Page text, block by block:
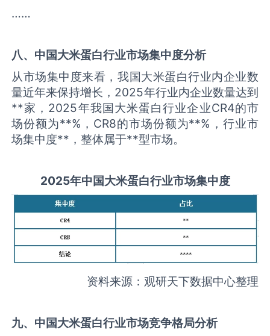
……
八、中国大米蛋白行业市场集中度分析
从市场集中度来看，我国大米蛋白行业内企业数
量近年来保持增长，2025年行业内企业数量达到
**家，2025年我国大米蛋白行业企业CR4的市
场份额为**%，CR8的市场份额为**%，行业市
场集中度**，整体属于**型市场。
2025年中国大米蛋白行业市场集中度
资料来源：观研天下数据中心整理
九、中国大米蛋白行业市场竞争格局分析